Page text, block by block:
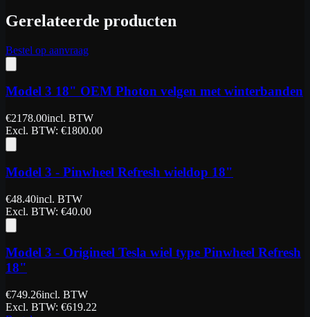
Gerelateerde producten
Bestel op aanvraag
Model 3 18" OEM Photon velgen met winterbanden
€2178.00incl. BTW
Excl. BTW: €1800.00
Model 3 - Pinwheel Refresh wieldop 18"
€48.40incl. BTW
Excl. BTW: €40.00
Model 3 - Origineel Tesla wiel type Pinwheel Refresh
18"
€749.26incl. BTW
Excl. BTW: €619.22